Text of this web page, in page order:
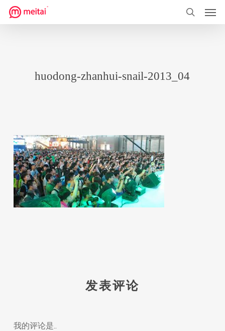
到
搜索
huodong-zhanhui-snail-2013_04
发表评论
我的评论是..